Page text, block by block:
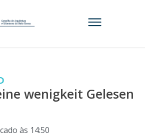
wenigkeit Gelesen
às 14:50